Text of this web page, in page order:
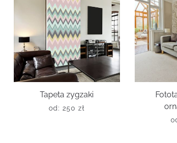
Tapeta zygzaki
od:250zł